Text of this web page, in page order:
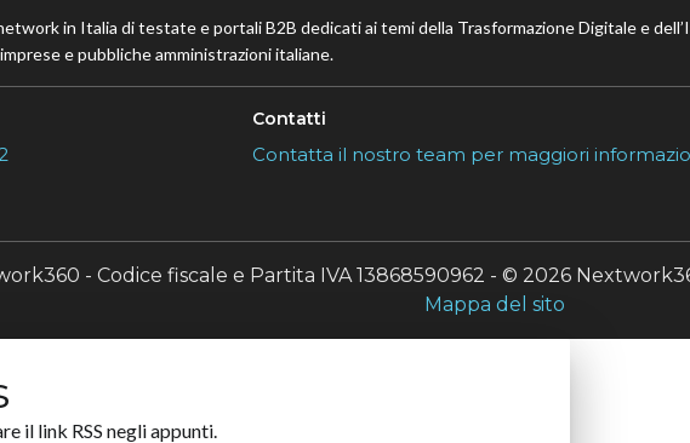
in Italia di testate e portali B2B dedicati ai temi della Trasformazione Digitale e
e pubbliche amministrazioni italiane.
Contatti
Contatta il nostro team per maggiori
- Codice fiscale e Partita IVA 13868590962 - © 2026
Mappa del sito
il link RSS negli appunti.